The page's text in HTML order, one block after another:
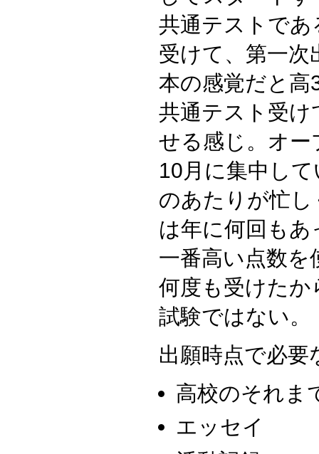
共通テストであ
受けて、第一次
本の感覚だと高
共通テスト受け
せる感じ。オ
10月に集中し
のあたりが忙
は年に何回も
一番高い点数
何度も受けた
試験ではない。
出願時点で必要
高校のそれま
エッセイ